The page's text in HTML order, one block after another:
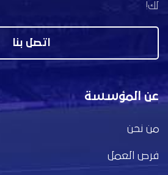
لك!
اتصل بنا
عن المؤسسة
من نحن
فرص العمل